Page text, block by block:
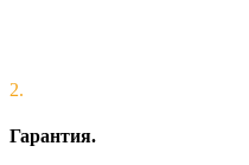
2.
Гарантия.